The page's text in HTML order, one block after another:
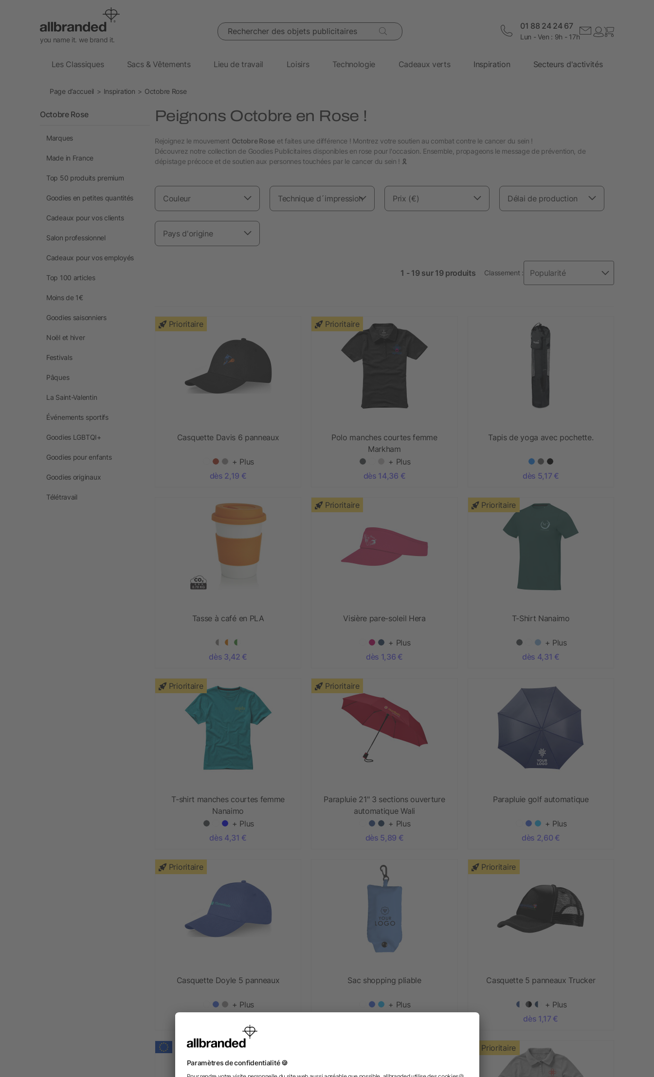
you name it. we brand it.
Rechercher des objets publicitaires 01 88 24 24 67
Lun - Ven : 9h - 17h
Les Classiques Sacs & Vêtements Lieu de travail Loisirs Technologie Cadeaux verts Inspiration Secteurs d'activités
Page d’accueil Inspiration Octobre Rose
Peignons Octobre en Rose !
Rejoignez le mouvement Octobre Rose et faites une différence ! Montrez votre soutien au combat contre le cancer du sein !
Découvrez notre collection de Goodies Publicitaires disponibles en rose pour l'occasion. Ensemble, propageons le message de prévention, de
dépistage précoce et de soutien aux personnes touchées par le cancer du sein ! 🎗
Couleur Technique d´impression Prix (€) Délai de production
Pays d'origine
1 - 19 sur 19 produits Classement :
Prioritaire
Casquette Davis 6 panneaux
+ Plus
dès 2,19 €
Prioritaire
Polo manches courtes femme
Markham
+ Plus
dès 14,36 €
Tapis de yoga avec pochette.
dès 5,17 €
Tasse à café en PLA
dès 3,42 €
Prioritaire
Visière pare-soleil Hera
+ Plus
dès 1,36 €
Prioritaire
T-Shirt Nanaimo
+ Plus
dès 4,31 €
Prioritaire
T-shirt manches courtes femme
Nanaimo
+ Plus
dès 4,31 €
Prioritaire
Parapluie 21" 3 sections ouverture
automatique Wali
+ Plus
dès 5,89 €
Parapluie golf automatique
+ Plus
dès 2,60 €
Prioritaire
Casquette Doyle 5 panneaux
+ Plus
Sac shopping pliable
+ Plus
Prioritaire
Casquette 5 panneaux Trucker
+ Plus
dès 1,17 €
Prioritaire
Octobre Rose
Marques
Made in France
Top 50 produits premium
Goodies en petites quantités
Cadeaux pour vos clients
Salon professionnel
Cadeaux pour vos employés
Top 100 articles
Moins de 1€
Goodies saisonniers
Noël et hiver
Festivals
Pâques
La Saint-Valentin
Événements sportifs
Goodies LGBTQI+
Goodies pour enfants
Goodies originaux
Télétravail